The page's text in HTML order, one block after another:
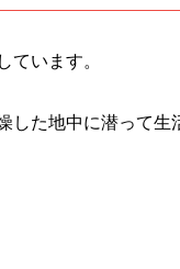
ています。
た地中に潜って生